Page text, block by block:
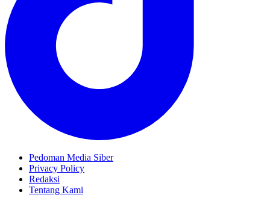
Pedoman Media Siber
Privacy Policy
Redaksi
Tentang Kami